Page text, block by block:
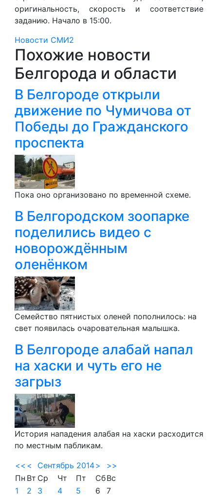
оригинальность, скорость и соответствие
заданию. Начало в 15:00.
Новости СМИ2
Похожие новости
Белгорода и области
В Белгороде открыли
движение по Чумичова от
Победы до Гражданского
проспекта
Пока оно организовано по временной схеме.
В Белгородском зоопарке
поделились видео с
новорождённым
оленёнком
Семейство пятнистых оленей пополнилось: на
свет появилась очаровательная малышка.
В Белгороде алабай напал
на хаски и чуть его не
загрыз
История нападения алабая на хаски расходится
по местным пабликам.
<< < Сентябрь 2014>
>>
Пн Вт Ср Чт Пт СбВс
1
2 3 4 5 6
7